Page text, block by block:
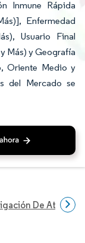
Inmune Rápida
Enfermedad
Usuario Final
Más) y Geografía
Oriente Medio y
del Mercado se
De